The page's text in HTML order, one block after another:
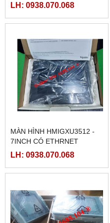
LH: 0938.070.068
MÀN HÌNH HMIGXU3512 -
7INCH CÓ ETHRNET
LH: 0938.070.068